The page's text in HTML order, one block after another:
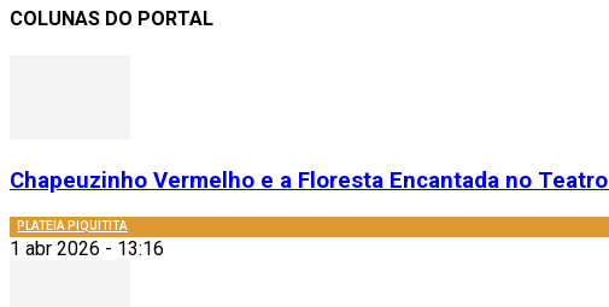
COLUNAS DO PORTAL
Chapeuzinho Vermelho e a Floresta Encantada no
PLATEIA PIQUITITA
1 abr 2026 - 13:16